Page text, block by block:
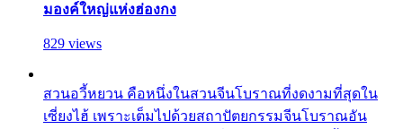
มองค์ใหญ่แห่งฮ่องกง
829 views
สวนอวี้หยวน คือหนึ่งในสวนจีนโบราณที่งดงามที่สุดใน
เซี่ยงไฮ้ เพราะเต็มไปด้วยสถาปัตยกรรมจีนโบราณอัน